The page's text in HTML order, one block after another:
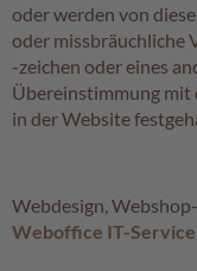
M
o
z
a
r
t
g
l
oder werden von
oder missbräuchliche
-zeichen oder eines
Übereinstimmung mit
in der Website
Webdesign,
Weboffice IT-Service